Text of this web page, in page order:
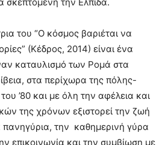
του “Ο κόσμος βαριέται να
(Κέδρος, 2014) είναι ένα
καταυλισμό των Ρομά στα
στα περίχωρα της πόλης-
’80 και με όλη την αφέλεια και
της χρόνων εξιστορεί την ζωή
πανηγύρια, την καθημερινή γύρα
επικοινωνία και την συμβίωση με